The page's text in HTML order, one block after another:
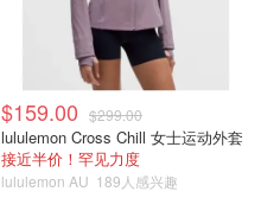
$159.00 $299.00
lululemon Cross Chill 女士运动外套
接近半价！罕见力度
lululemon AU 189人感兴趣